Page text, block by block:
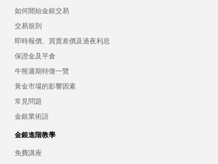
如何開始金銀交易
交易規則
即時報價、買賣差價及過夜利息
保證金及平倉
牛熊週期特徵一覽
黃金市場的影響因素
常見問題
金銀業術語
金銀進階教學
免費講座